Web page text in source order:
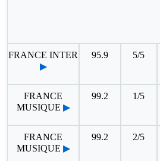
FRANCE INTER
▶
95.9 5/5
FRANCE
MUSIQUE ▶
99.2 1/5
FRANCE
MUSIQUE ▶
99.2 2/5